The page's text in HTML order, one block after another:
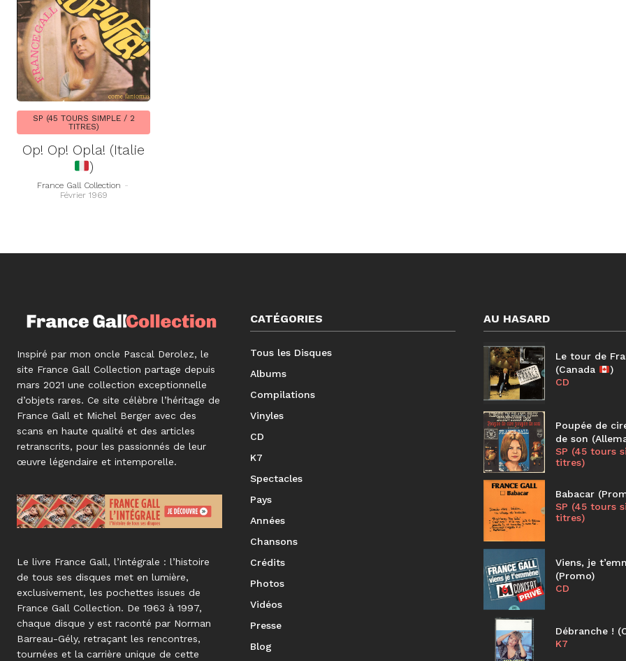
SP (45 TOURS SIMPLE / 2
TITRES)
Op! Op! Opla! (Italie
)
France Gall Collection -
Février 1969
Inspiré par mon oncle Pascal Derolez, le
site France Gall Collection partage depuis
mars 2021 une collection exceptionnelle
d’objets rares. Ce site célèbre l’héritage de
France Gall et Michel Berger avec des
scans en haute qualité et des articles
retranscrits, pour les passionnés de leur
œuvre légendaire et intemporelle.
Le livre France Gall, l’intégrale : l’histoire
de tous ses disques met en lumière,
exclusivement, les pochettes issues de
France Gall Collection. De 1963 à 1997,
chaque disque y est raconté par Norman
Barreau-Gély, retraçant les rencontres,
tournées et la carrière unique de cette
CATÉGORIES
Tous les Disques
Albums
Compilations
Vinyles
CD
K7
Spectacles
Pays
Années
Chansons
Crédits
Photos
Vidéos
Presse
Blog
AU HASARD
Le tour de
(Canada
)
CD
Poupée de
de son
SP (45 tours
titres)
Babacar
SP (45 tours
titres)
Viens, je
(Promo)
CD
Débranche !
K7